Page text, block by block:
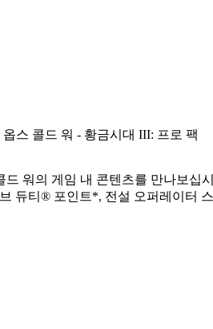
옵스 콜드 워 - 황금시대 III: 프로 팩
워의 게임 내 콘텐츠를 만나보십
듀티® 포인트*, 전설 오퍼레이터